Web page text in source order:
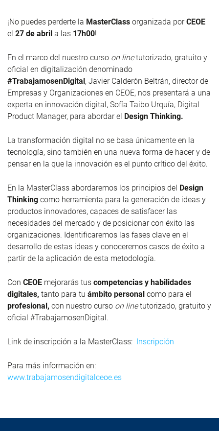
¡No puedes perderte la MasterClass organizada porCEOE
el 27 de abril a las 17h00!
En el marco del nuestro curso on linetutorizado, gratuito y
oficial en digitalización denominado
#TrabajamosenDigital, Javier Calderón Beltrán, director de
Empresas y Organizaciones en CEOE, nos presentará a una
experta en innovación digital, Sofía Taibo Urquía, Digital
Product Manager, para abordar el Design Thinking.
La transformación digital no se basa únicamente en la
tecnología, sino también en una nueva forma de hacer y de
pensar en la que la innovación es el punto crítico del éxito.
En la MasterClass abordaremos los principios del Design
Thinking como herramienta para la generación de ideas y
productos innovadores, capaces de satisfacer las
necesidades del mercado y de posicionar con éxito las
organizaciones. Identificaremos las fases clave en el
desarrollo de estas ideas y conoceremos casos de éxito a
partir de la aplicación de esta metodología.
Con CEOE mejorarás tus competencias y habilidades
digitales, tanto para tu ámbito personal como para el
profesional, con nuestro curso on linetutorizado, gratuito y
oficial #TrabajamosenDigital.
Link de inscripción a la MasterClass: Inscripción
Para más información en:
www.trabajamosendigitalceoe.es